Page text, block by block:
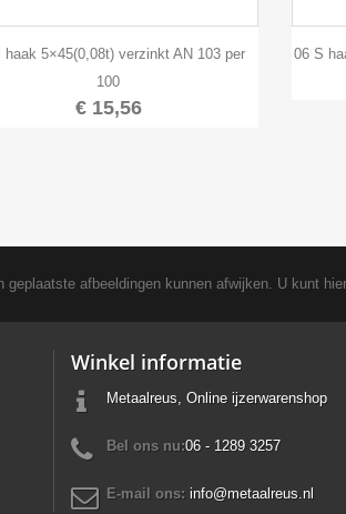
 Snel bekijken
haak 5×45(0,08t) verzinkt AN 103 per
100
€ 15,56
06 S
afbeeldingen kunnen afwijken. U kunt
Winkel informatie
Metaalreus, Online ijzerwarenshop
Bel ons nu:06 - 1289 3257
E-mail ons: info@metaalreus.nl